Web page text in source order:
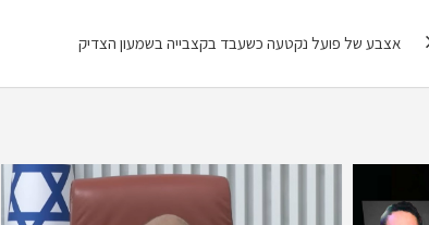
אצבע של פועל נקטעה כשעבד בקצבייה בשמעון הצדיק